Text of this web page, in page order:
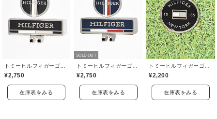
¥2,750
在庫表をみる
SOLD OUT
¥2,750
在庫表をみる
¥2,200
在庫表をみる